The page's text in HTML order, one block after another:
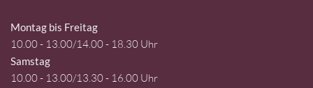
Montag bis Freitag
10.00 - 13.00/14.00 - 18.30 Uhr
Samstag
10.00 - 13.00/13.30 - 16.00 Uhr